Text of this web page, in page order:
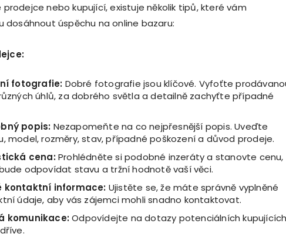
prodejce nebo kupující, existuje několik tipů, které vám
dosáhnout úspěchu na online bazaru:
fotografie: Dobré fotografie jsou klíčové. Vyfoťte
úhlů, za dobrého světla a detailně zachyťte případné
popis: Nezapomeňte na co nejpřesnější popis. Uveďte
model, rozměry, stav, případné poškození a důvod prodeje.
cena:Prohlédněte si podobné inzeráty a stanovte cenu,
odpovídat stavu a tržní hodnotě vaší věci.
kontaktní informace: Ujistěte se, že máte správně vyplněné
údaje, aby vás zájemci mohli snadno kontaktovat.
komunikace:Odpovídejte na dotazy potenciálních